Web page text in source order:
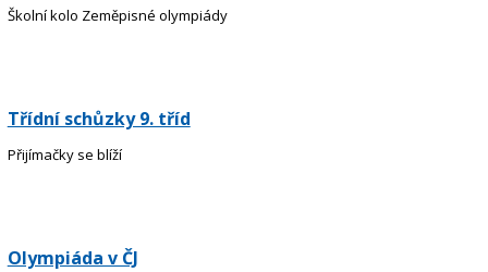
Školní kolo Zeměpisné olympiády
Třídní schůzky 9. tříd
Přijímačky se blíží
Olympiáda v ČJ